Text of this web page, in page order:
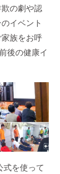
の劇や認
イベント
族をお呼
後の健康イ
式を使って